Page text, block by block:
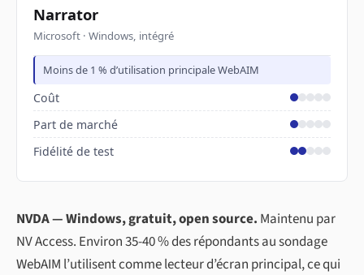
Narrator
Microsoft · Windows, intégré
Moins de 1 % d’utilisation principale WebAIM
Coût
Part de marché
Fidélité de test
NVDA — Windows, gratuit, open source. Maintenu par
NV Access. Environ 35-40 % des répondants au sondage
WebAIM l’utilisent comme lecteur d’écran principal, ce qui